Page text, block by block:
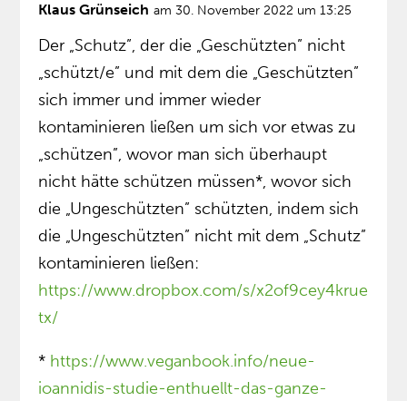
Klaus Grünseich am 30. November 2022 um 13:25
Der „Schutz”, der die „Geschützten” nicht
„schützt/e” und mit dem die „Geschützten”
sich immer und immer wieder
kontaminieren ließen um sich vor etwas zu
„schützen”, wovor man sich überhaupt
nicht hätte schützen müssen*, wovor sich
die „Ungeschützten” schützten, indem sich
die „Ungeschützten” nicht mit dem „Schutz”
kontaminieren ließen:
https://www.dropbox.com/s/x2of9cey4krue
tx/
* https://www.veganbook.info/neue-
ioannidis-studie-enthuellt-das-ganze-